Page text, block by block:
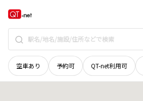
空車あり 予約可 QT-net利用可
鳥取県